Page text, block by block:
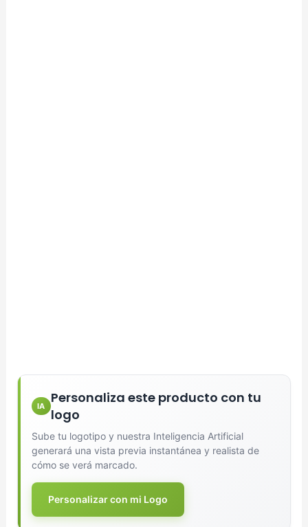
IA
Personaliza este producto con tu
logo
Sube tu logotipo y nuestra Inteligencia Artificial
generará una vista previa instantánea y realista de
cómo se verá marcado.
Personalizar con mi Logo